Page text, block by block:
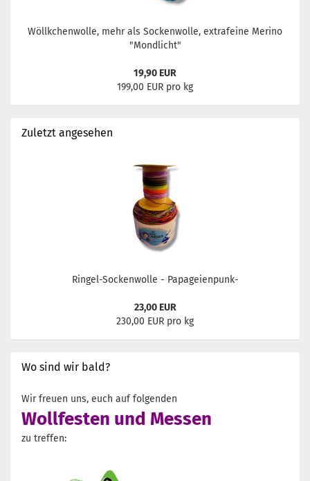
Wöllkchenwolle, mehr als Sockenwolle, extrafeine Merino
"Mondlicht"
19,90 EUR
199,00 EUR pro kg
Zuletzt angesehen
Ringel-Sockenwolle - Papageienpunk-
23,00 EUR
230,00 EUR pro kg
Wo sind wir bald?
Wir freuen uns, euch auf folgenden
Wollfesten und Messen
zu treffen: